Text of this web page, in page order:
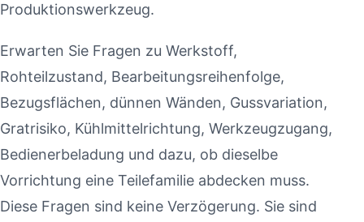
Produktionswerkzeug.
Erwarten Sie Fragen zu Werkstoff,
Rohteilzustand, Bearbeitungsreihenfolge,
Bezugsflächen, dünnen Wänden, Gussvariation,
Gratrisiko, Kühlmittelrichtung, Werkzeugzugang,
Bedienerbeladung und dazu, ob dieselbe
Vorrichtung eine Teilefamilie abdecken muss.
Diese Fragen sind keine Verzögerung. Sie sind